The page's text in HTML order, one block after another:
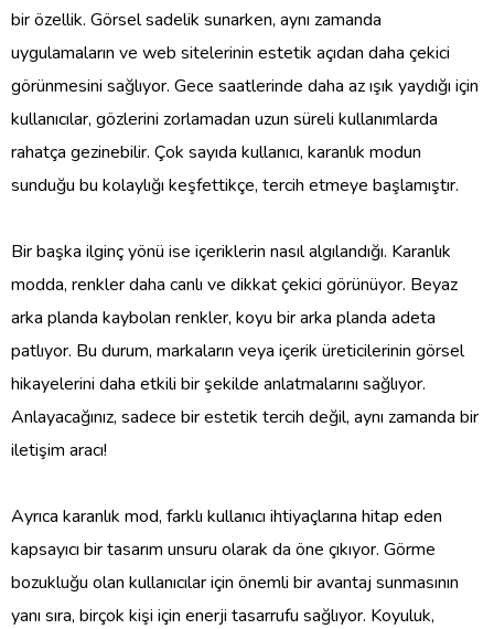
bir özellik. Görsel sadelik sunarken, aynı zamanda
uygulamaların ve web sitelerinin estetik açıdan daha çekici
görünmesini sağlıyor. Gece saatlerinde daha az ışık yaydığı için
kullanıcılar, gözlerini zorlamadan uzun süreli kullanımlarda
rahatça gezinebilir. Çok sayıda kullanıcı, karanlık modun
sunduğu bu kolaylığı keşfettikçe, tercih etmeye başlamıştır.
Bir başka ilginç yönü ise içeriklerin nasıl algılandığı. Karanlık
modda, renkler daha canlı ve dikkat çekici görünüyor. Beyaz
arka planda kaybolan renkler, koyu bir arka planda adeta
patlıyor. Bu durum, markaların veya içerik üreticilerinin görsel
hikayelerini daha etkili bir şekilde anlatmalarını sağlıyor.
Anlayacağınız, sadece bir estetik tercih değil, aynı zamanda bir
iletişim aracı!
Ayrıca karanlık mod, farklı kullanıcı ihtiyaçlarına hitap eden
kapsayıcı bir tasarım unsuru olarak da öne çıkıyor. Görme
bozukluğu olan kullanıcılar için önemli bir avantaj sunmasının
yanı sıra, birçok kişi için enerji tasarrufu sağlıyor. Koyuluk,